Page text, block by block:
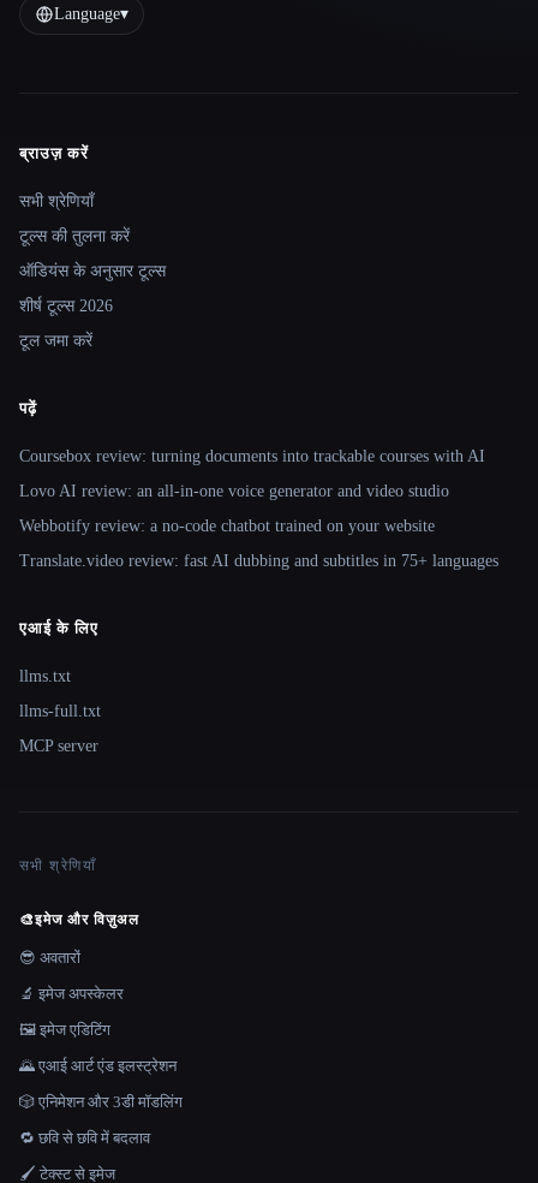
Language▾
Site navigation
ब्राउज़ करें
सभी श्रेणियाँ
टूल्स की तुलना करें
ऑडियंस के अनुसार टूल्स
शीर्ष टूल्स 2026
टूल जमा करें
पढ़ें
Coursebox review: turning documents into trackable courses with AI
Lovo AI review: an all-in-one voice generator and video studio
Webbotify review: a no-code chatbot trained on your website
Translate.video review: fast AI dubbing and subtitles in 75+ languages
एआई के लिए
llms.txt
llms-full.txt
MCP server
सभी श्रेणियाँ
🎨इमेज और विज़ुअल
😎 अवतारों
🔬 इमेज अपस्केलर
🖼️ इमेज एडिटिंग
🌄 एआई आर्ट एंड इलस्ट्रेशन
🎲 एनिमेशन और 3डी मॉडलिंग
🔁 छवि से छवि में बदलाव
🖌️ टेक्स्ट से इमेज